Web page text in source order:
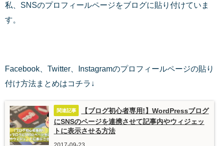
私、SNSのプロフィールページをブログに貼り付けていま
す。
Facebook、Twitter、Instagramのプロフィールページの貼り
付け方法まとめはコチラ↓
【ブログ初心者専用!】WordPressブログ
にSNSのページを連携させて記事内やウィジェッ
トに表示させる方法